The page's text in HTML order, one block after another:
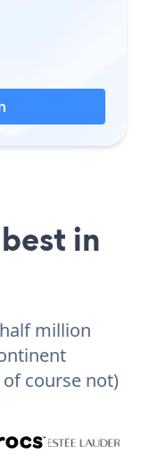
in
million
course not)